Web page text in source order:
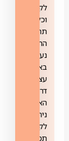
לקוחות
וכל
תהליך
החיבור
נעשה
באופן
עצמאי
דרך
האתר.
ניתן
לקבל
תמיכה